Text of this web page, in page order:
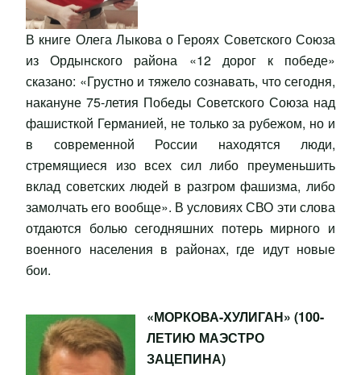
В книге Олега Лыкова о Героях Советского Союза
из Ордынского района «12 дорог к победе»
сказано: «Грустно и тяжело сознавать, что сегодня,
накануне 75-летия Победы Советского Союза над
фашисткой Германией, не только за рубежом, но и
в современной России находятся люди,
стремящиеся изо всех сил либо преуменьшить
вклад советских людей в разгром фашизма, либо
замолчать его вообще». В условиях СВО эти слова
отдаются болью сегодняшних потерь мирного и
военного населения в районах, где идут новые
бои.
«МОРКОВА-ХУЛИГАН» (100-
ЛЕТИЮ МАЭСТРО
ЗАЦЕПИНА)